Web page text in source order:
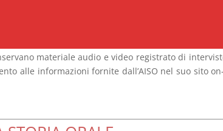
materiale audio e video registrato di
alle informazioni fornite dall’AISO nel suo sito